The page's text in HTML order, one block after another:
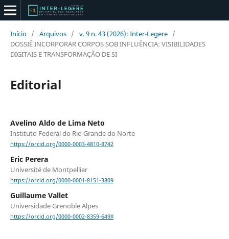
Início / Arquivos / v. 9 n. 43 (2026): Inter-Legere /
DOSSIÊ INCORPORAR CORPOS SOB INFLUÊNCIA: VISIBILIDADES
DIGITAIS E TRANSFORMAÇÃO DE SI
Editorial
Avelino Aldo de Lima Neto
Instituto Federal do Rio Grande do Norte
https://orcid.org/0000-0003-4810-8742
Eric Perera
Université de Montpellier
https://orcid.org/0000-0001-8151-3809
Guillaume Vallet
Universidade Grenoble Alpes
https://orcid.org/0000-0002-8359-649X